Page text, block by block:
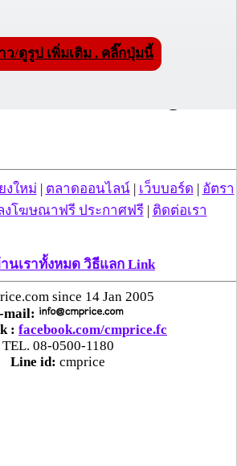
ว/ดูรูป เพิ่มเติม . คลิ๊กปุ่มนี้
งใหม่ | ตลาดออนไลน์| เว็บบอร์ด | อัตรา
งโฆษณาฟรี ประกาศฟรี| ติดต่อเรา
นเราทั้งหมด วิธีแลก Link
since 14 Jan 2005
mail:
: facebook.com/cmprice.fc
TEL. 08-0500-1180
Line id: cmprice